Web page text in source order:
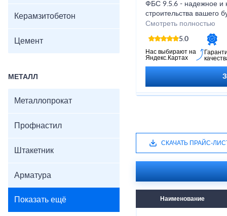
Керамзитобетон
Цемент
МЕТАЛЛ
Металлопрокат
Профнастил
Штакетник
Арматура
Показать ещё
ФБС 9.5.6 - надежное и
строительства вашего
сооружений.
удобной форме, они
быструю и
выборе ФБС 9.5.6 - это
строительного проекта.
Смотреть полностью
5.0
Нас выбирают на
Яндекс.Картах
СКАЧАТЬ ПРАЙС-
Наименование